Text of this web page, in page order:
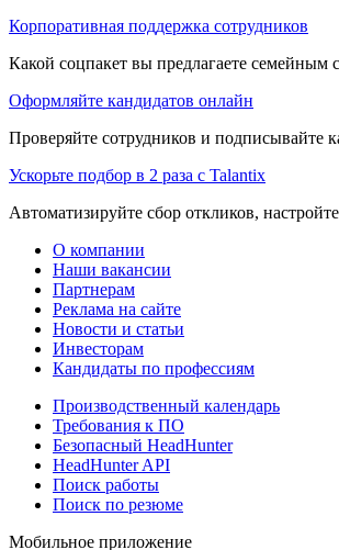
Корпоративная поддержка сотрудников
Какой соцпакет вы предлагаете семейным
Оформляйте кандидатов онлайн
Проверяйте сотрудников и подписывайте
Ускорьте подбор в 2 раза с Talantix
Автоматизируйте сбор откликов,
О компании
Наши вакансии
Партнерам
Реклама на сайте
Новости и статьи
Инвесторам
Кандидаты по профессиям
Производственный календарь
Требования к ПО
Безопасный HeadHunter
HeadHunter API
Поиск работы
Поиск по резюме
Мобильное приложение